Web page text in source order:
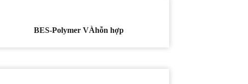
BES-Polymer VÀhỗn hợp